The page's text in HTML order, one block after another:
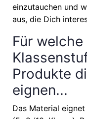
einzutauchen und
aus, die Dich
Für
Produkte
eignen...
Das Material